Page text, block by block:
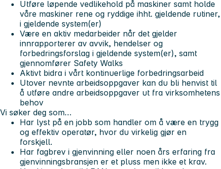
Utføre løpende vedlikehold på maskiner samt holde
våre maskiner rene og ryddige ihht. gjeldende rutiner,
i gjeldende system(er)
Være en aktiv medarbeider når det gjelder
innrapporterer av avvik, hendelser og
forbedringsforslag i gjeldende system(er), samt
gjennomfører Safety Walks
Aktivt bidra i vårt kontinuerlige forbedringsarbeid
Utover nevnte arbeidsoppgaver kan du bli henvist til
å utføre andre arbeidsoppgaver ut fra virksomhetens
behov
Vi søker deg som…
Har lyst på en jobb som handler om å være en trygg
og effektiv operatør, hvor du virkelig gjør en
forskjell.
Har fagbrev i gjenvinning eller noen års erfaring fra
gjenvinningsbransjen er et pluss men ikke et krav.